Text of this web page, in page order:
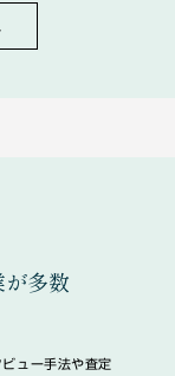
が多数
ュー手法や査定